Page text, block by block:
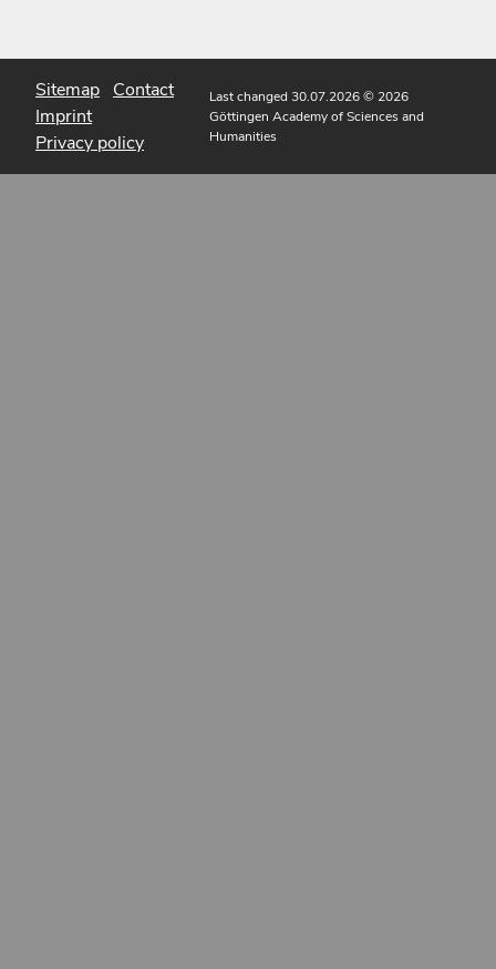
Sitemap Contact
Imprint
Privacy policy
Last changed 30.07.2026© 2026
Göttingen Academy of Sciences and
Humanities